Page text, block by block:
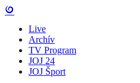
Live
Archív
TV Program
JOJ 24
JOJ Šport